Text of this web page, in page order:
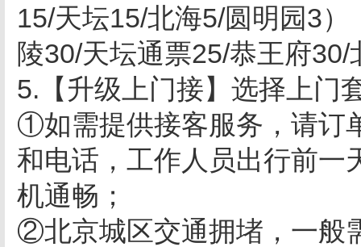
15/天坛15/北海5/圆明园3
陵30/天坛通票25/恭王府
5.【升级上门接】选择上门
①如需提供接客服务，请订
和电话，工作人员出行前一
机通畅；
②北京城区交通拥堵，一般